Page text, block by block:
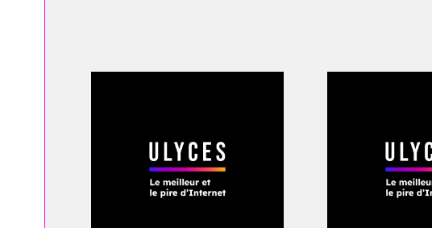
Crédits : Michelle Ziling Ou